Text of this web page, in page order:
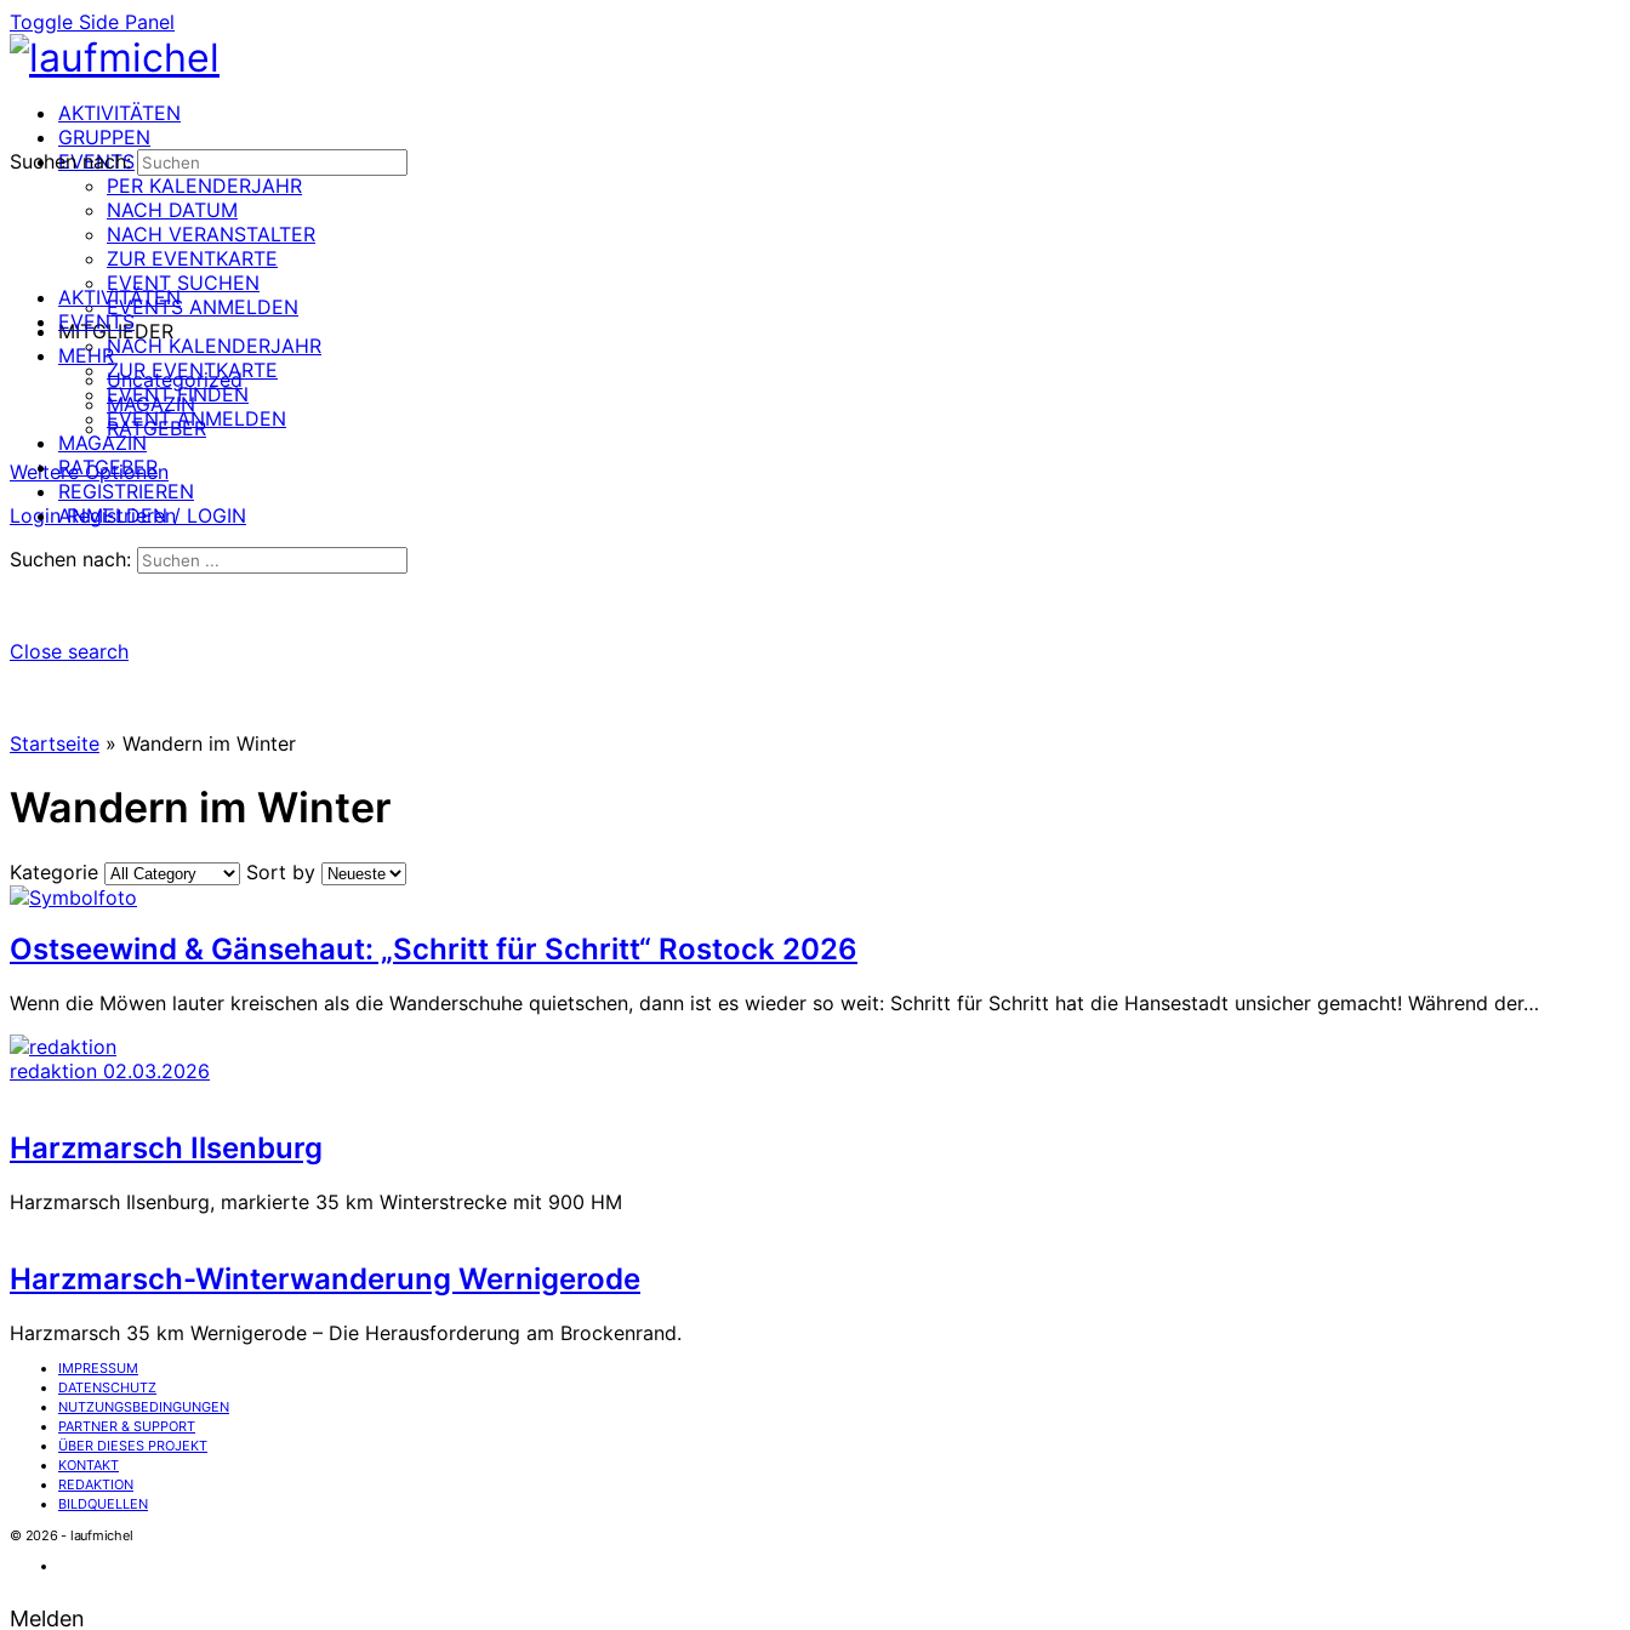
Toggle Side Panel
AKTIVITÄTEN
GRUPPEN
EVENTS
PER KALENDERJAHR
NACH DATUM
NACH VERANSTALTER
ZUR EVENTKARTE
EVENT SUCHEN
EVENTS ANMELDEN
MITGLIEDER
MEHR
Uncategorized
MAGAZIN
RATGEBER
Weitere Optionen
Login Registrieren
Suchen nach:
AKTIVITÄTEN
EVENTS
NACH KALENDERJAHR
ZUR EVENTKARTE
EVENT FINDEN
EVENT ANMELDEN
MAGAZIN
RATGEBER
REGISTRIEREN
ANMELDEN / LOGIN
Suchen nach:
Close search
Startseite » Wandern im Winter
Wandern im Winter
Kategorie Sort by
Ostseewind & Gänsehaut: „Schritt für Schritt“ Rostock 2026
Wenn die Möwen lauter kreischen als die Wanderschuhe quietschen, dann ist es wieder so weit: Schritt für Schritt hat die Hansestadt unsicher gemacht! Während der…
redaktion 02.03.2026
Harzmarsch Ilsenburg
Harzmarsch Ilsenburg, markierte 35 km Winterstrecke mit 900 HM
Harzmarsch-Winterwanderung Wernigerode
Harzmarsch 35 km Wernigerode – Die Herausforderung am Brockenrand.
IMPRESSUM
DATENSCHUTZ
NUTZUNGSBEDINGUNGEN
PARTNER & SUPPORT
ÜBER DIESES PROJEKT
KONTAKT
REDAKTION
BILDQUELLEN
© 2026 - laufmichel
Melden